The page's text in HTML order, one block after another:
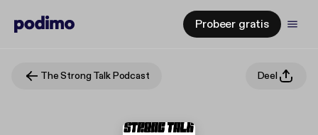
Probeer gratis
The Strong Talk Podcast Deel